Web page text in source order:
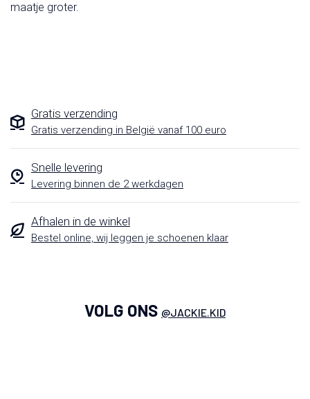
maatje groter.
Gratis verzending
Gratis verzending in België vanaf 100 euro
Snelle levering
Levering binnen de 2 werkdagen
Afhalen in de winkel
Bestel online, wij leggen je schoenen klaar
VOLG ONS @JACKIE.KID